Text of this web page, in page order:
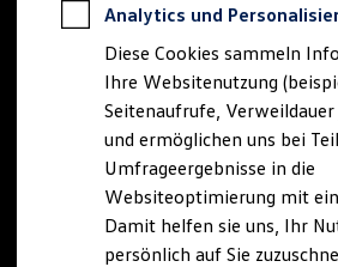
Professional Class bei
Behörden
Direktkunden
Sonderfahrzeuge
Anpfiff zum Gewinn
Elektromobilität
Elektroautos
ID. Tutorials
Elektrofahrzeugkonzepte
ID. EVERY1
Reichweite
Analytics und
Diese Cookies sammeln
Ihre Websitenutzung
Seitenaufrufe, Verweildauer
und ermöglichen uns bei
Umfrageergebnisse in die
Websiteoptimierung mit
Damit helfen sie uns, Ihr
persönlich auf Sie